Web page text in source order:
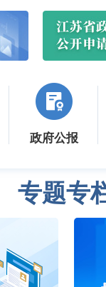
政府公报
专题专